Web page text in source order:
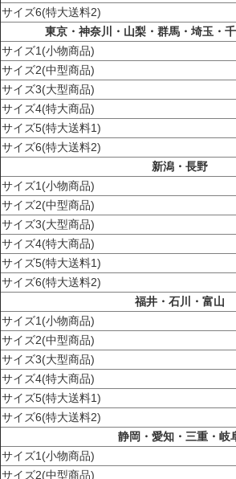
サイズ6(特大送料2)
東京・神奈川・山梨・群馬・埼玉・
サイズ1(小物商品)
サイズ2(中型商品)
サイズ3(大型商品)
サイズ4(特大商品)
サイズ5(特大送料1)
サイズ6(特大送料2)
新潟・長野
サイズ1(小物商品)
サイズ2(中型商品)
サイズ3(大型商品)
サイズ4(特大商品)
サイズ5(特大送料1)
サイズ6(特大送料2)
福井・石川・富山
サイズ1(小物商品)
サイズ2(中型商品)
サイズ3(大型商品)
サイズ4(特大商品)
サイズ5(特大送料1)
サイズ6(特大送料2)
静岡・愛知・三重・岐
サイズ1(小物商品)
サイズ2(中型商品)